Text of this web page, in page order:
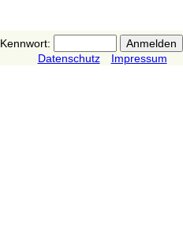
Kennwort:
Datenschutz
Impressum